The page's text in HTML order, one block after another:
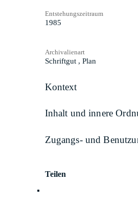
Entstehungszeitraum
1985
Archivalienart
Schriftgut , Plan
Kontext
Inhalt und innere
Zugangs- und
Teilen